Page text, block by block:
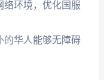
络环境，优化国服
的华人能够无障碍